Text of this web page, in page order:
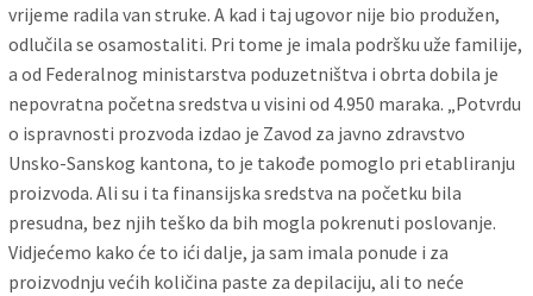
vrijeme radila van struke. A kad i taj ugovor nije bio produžen,
odlučila se osamostaliti. Pri tome je imala podršku uže familije,
a od Federalnog ministarstva poduzetništva i obrta dobila je
nepovratna početna sredstva u visini od 4.950 maraka. „Potvrdu
o ispravnosti prozvoda izdao je Zavod za javno zdravstvo
Unsko-Sanskog kantona, to je takođe pomoglo pri etabliranju
proizvoda. Ali su i ta finansijska sredstva na početku bila
presudna, bez njih teško da bih mogla pokrenuti poslovanje.
Vidjećemo kako će to ići dalje, ja sam imala ponude i za
proizvodnju većih količina paste za depilaciju, ali to neće